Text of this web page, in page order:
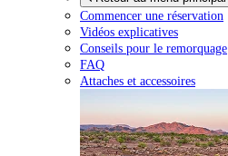
Commencer une réservation
Vidéos explicatives
Conseils pour le remorquage
FAQ
Attaches et accessoires